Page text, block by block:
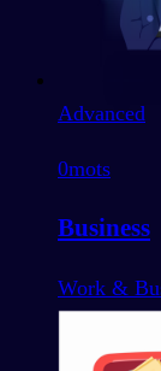
Advanced
0mots
Business
Work &